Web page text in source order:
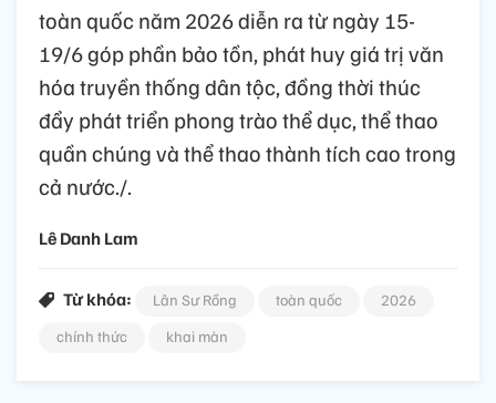
toàn quốc năm 2026 diễn ra từ ngày 15-
19/6 góp phần bảo tồn, phát huy giá trị văn
hóa truyền thống dân tộc, đồng thời thúc
đẩy phát triển phong trào thể dục, thể thao
quần chúng và thể thao thành tích cao trong
cả nước./.
Lê Danh Lam
Từ khóa: Lân Sư Rồng toàn quốc
2026
chính thức
khai màn